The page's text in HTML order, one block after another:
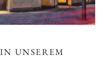
UNSEREM